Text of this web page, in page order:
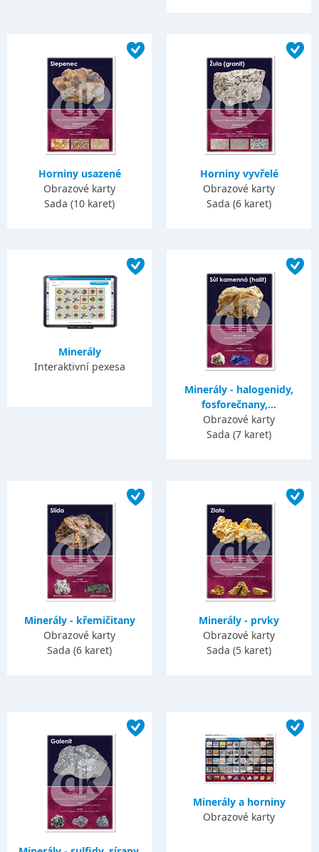
Horniny usazené
Obrazové karty
Sada (10 karet)
Horniny vyvřelé
Obrazové karty
Sada (6 karet)
Minerály
Interaktivní pexesa
Minerály - halogenidy,
fosforečnany,...
Obrazové karty
Sada (7 karet)
Minerály - křemičitany
Obrazové karty
Sada (6 karet)
Minerály - prvky
Obrazové karty
Sada (5 karet)
Minerály a horniny
Obrazové karty